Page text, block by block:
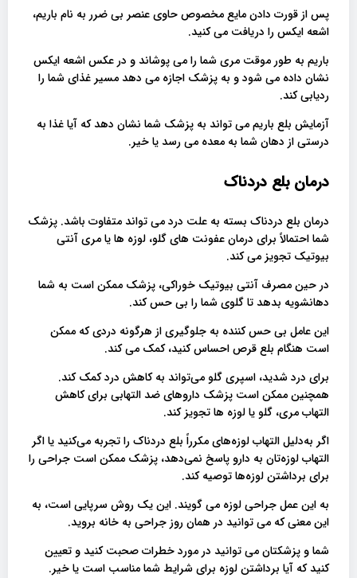
پس از قورت دادن مایع مخصوص حاوی عنصر بی ضرر به نام باریم،
اشعه ایکس را دریافت می کنید.
باریم به طور موقت مری شما را می پوشاند و در عکس اشعه ایکس
نشان داده می شود و به پزشک اجازه می دهد مسیر غذای شما را
ردیابی کند.
آزمایش بلع باریم می تواند به پزشک شما نشان دهد که آیا غذا به
درستی از دهان شما به معده می رسد یا خیر.
درمان بلع دردناک
درمان بلع دردناک بسته به علت درد می تواند متفاوت باشد. پزشک
شما احتمالاً برای درمان عفونت های گلو، لوزه ها یا مری آنتی
بیوتیک تجویز می کند.
در حین مصرف آنتی بیوتیک خوراکی، پزشک ممکن است به شما
دهانشویه بدهد تا گلوی شما را بی حس کند.
این عامل بی حس کننده به جلوگیری از هرگونه دردی که ممکن
است هنگام بلع قرص احساس کنید، کمک می کند.
برای درد شدید، اسپری گلو می‌تواند به کاهش درد کمک کند.
همچنین ممکن است پزشک داروهای ضد التهابی برای کاهش
التهاب مری، گلو یا لوزه ها تجویز کند.
اگر به‌دلیل التهاب لوزه‌های مکرراً بلع دردناک را تجربه می‌کنید یا اگر
التهاب لوزه‌تان به دارو پاسخ نمی‌دهد، پزشک ممکن است جراحی را
برای برداشتن لوزه‌ها توصیه کند.
به این عمل جراحی لوزه می گویند. این یک روش سرپایی است، به
این معنی که می توانید در همان روز جراحی به خانه بروید.
شما و پزشکتان می توانید در مورد خطرات صحبت کنید و تعیین
کنید که آیا برداشتن لوزه برای شرایط شما مناسب است یا خیر.